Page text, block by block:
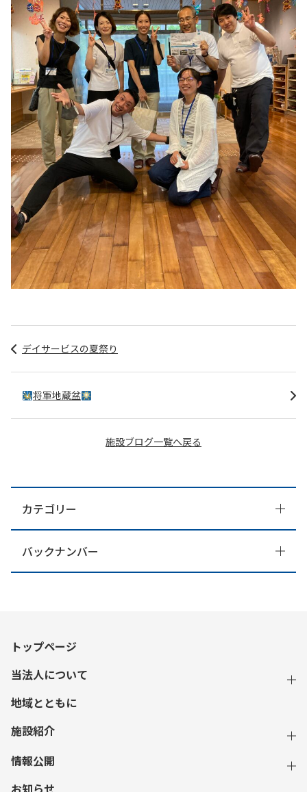
デイサービスの夏祭り
施設ブログ一覧へ戻る
将軍地蔵盆
カテゴリー
バックナンバー
トップページ
当法人について
地域とともに
施設紹介
情報公開
お知らせ